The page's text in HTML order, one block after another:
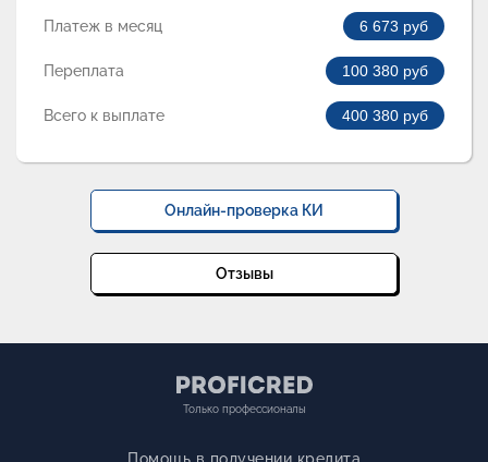
Платеж в месяц 6 673 руб
Переплата 100 380 руб
Всего к выплате 400 380 руб
Онлайн-проверка КИ
Отзывы
Только профессионалы